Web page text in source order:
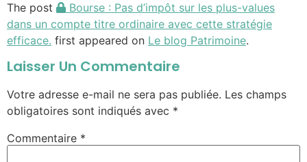
The post
Bourse : Pas d’impôt sur les plus-values
dans un compte titre ordinaire avec cette stratégie
efficace. first appeared on Le blog Patrimoine.
Laisser Un Commentaire
Votre adresse e-mail ne sera pas publiée. Les champs
obligatoires sont indiqués avec *
Commentaire *